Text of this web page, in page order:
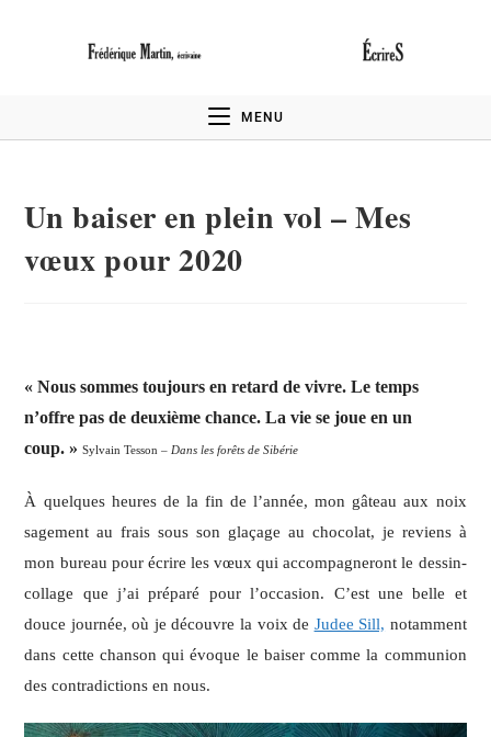
MENU
Un baiser en plein vol – Mes
vœux pour 2020
« Nous sommes toujours en retard de vivre.Le temps
n’offre pas de deuxième chance. La vie se joue en un
coup. »Sylvain Tesson – Dans les forêts de Sibérie
À quelques heures de la fin de l’année, mon gâteau aux noix
sagement au frais sous son glaçage au chocolat, je reviens à
mon bureau pour écrire les vœux qui accompagneront le dessin-
collage que j’ai préparé pour l’occasion. C’est une belle et
douce journée, où je découvre la voix de Judee Sill, notamment
dans cette chanson qui évoque le baiser comme la communion
des contradictions en nous.